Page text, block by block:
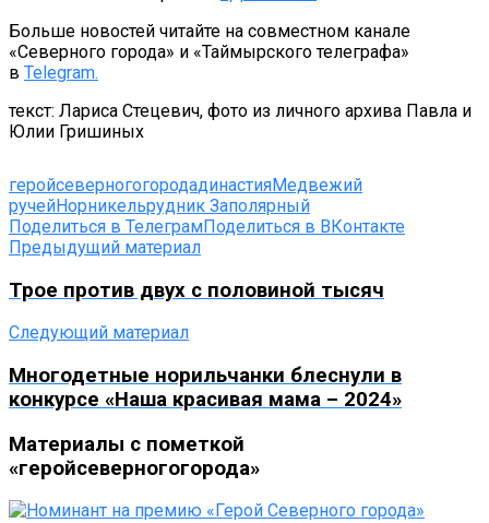
Больше новостей читайте на совместном канале
«Северного города» и «Таймырского телеграфа»
в Telegram.
текст: Лариса Стецевич, фото из личного архива Павла и
Юлии Гришиных
геройсеверногогородадинастияМедвежий
ручейНорникельрудник Заполярный
Поделиться в ТелеграмПоделиться в ВКонтакте
Предыдущий материал
Трое против двух с половиной тысяч
Следующий материал
Многодетные норильчанки блеснули в
конкурсе «Наша красивая мама – 2024»
Материалы с пометкой
«геройсеверногогорода»